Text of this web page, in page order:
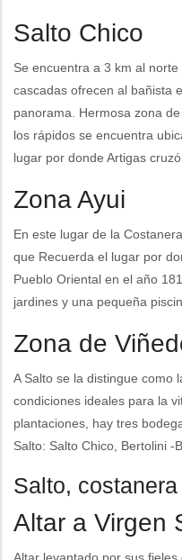
Salto Chico
Se encuentra a 3 km al
cascadas ofrecen al bañista
panorama. Hermosa zona
los rápidos se encuentra
lugar por donde Artigas
Zona Ayui
En este lugar de la
que Recuerda el lugar por
Pueblo Oriental en el año
jardines y una pequeña
Zona de
A Salto se la distingue como
condiciones ideales para la
plantaciones, hay tres
Salto: Salto Chico, Bertolini -
Salto,
Altar a Virgen